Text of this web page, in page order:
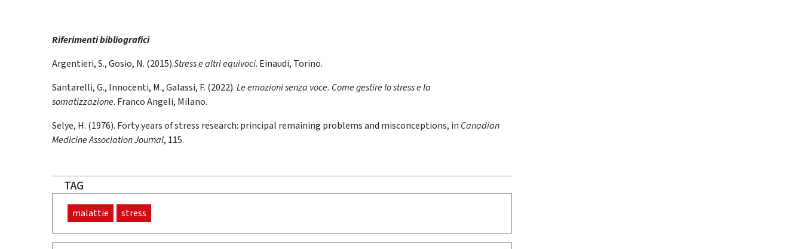
Riferimenti bibliografici
Argentieri, S., Gosio, N. (2015).Stress e altri equivoci. Einaudi, Torino.
Santarelli, G., Innocenti, M., Galassi, F. (2022).Le emozioni senza voce. Come gestire lo stress e la
somatizzazione. Franco Angeli, Milano.
Selye, H. (1976). Forty years of stress research: principal remaining problems and misconceptions, in Canadian
Medicine Association Journal, 115.
TAG
malattie stress